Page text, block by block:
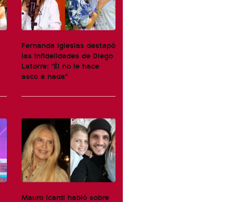
Fernanda Iglesias destapó
las infidelidades de Diego
Latorre: "Él no le hace
asco a nada"
Mauro Icardi habló sobre